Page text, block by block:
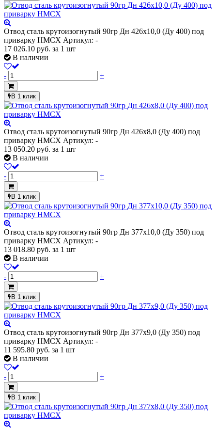
Отвод сталь крутоизогнутый 90гр Дн 426х10,0 (Ду 400) под
приварку HMCX Артикул: -
17 026.10 руб. за 1 шт
В наличии
- +
В 1 клик
Отвод сталь крутоизогнутый 90гр Дн 426х8,0 (Ду 400) под
приварку HMCX Артикул: -
13 050.20 руб. за 1 шт
В наличии
- +
В 1 клик
Отвод сталь крутоизогнутый 90гр Дн 377х10,0 (Ду 350) под
приварку HMCX Артикул: -
13 018.80 руб. за 1 шт
В наличии
- +
В 1 клик
Отвод сталь крутоизогнутый 90гр Дн 377х9,0 (Ду 350) под
приварку HMCX Артикул: -
11 595.80 руб. за 1 шт
В наличии
- +
В 1 клик